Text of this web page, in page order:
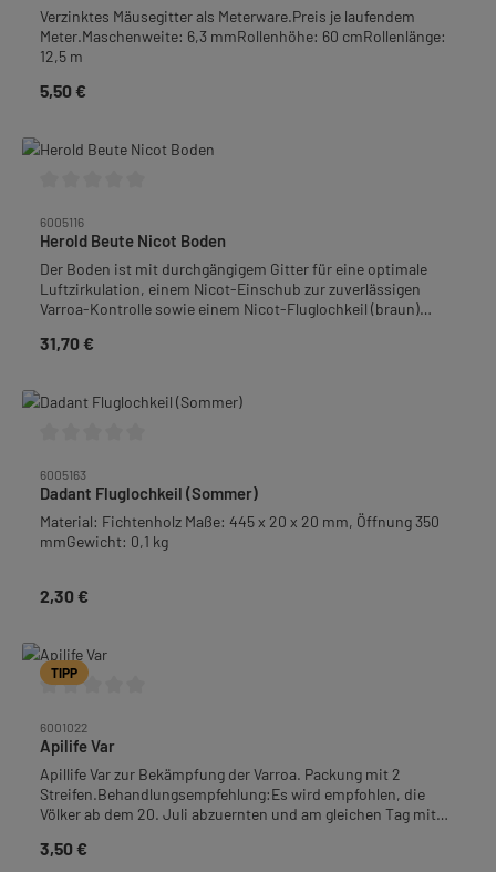
Verzinktes Mäusegitter als Meterware.Preis je laufendem
Meter.Maschenweite: 6,3 mmRollenhöhe: 60 cmRollenlänge:
12,5 m
Regulärer Preis:
5,50 €
6005116
Herold Beute Nicot Boden
Der Boden ist mit durchgängigem Gitter für eine optimale
Luftzirkulation, einem Nicot-Einschub zur zuverlässigen
Varroa-Kontrolle sowie einem Nicot-Fluglochkeil (braun)
gewährleistet die Kompatibilität mit unseren Herold-Zargen.
Regulärer Preis:
31,70 €
6005163
Dadant Fluglochkeil (Sommer)
Material: Fichtenholz Maße: 445 x 20 x 20 mm, Öffnung 350
mmGewicht: 0,1 kg
Regulärer Preis:
2,30 €
TIPP
6001022
Apilife Var
Apillife Var zur Bekämpfung der Varroa. Packung mit 2
Streifen.Behandlungsempfehlung:Es wird empfohlen, die
Völker ab dem 20. Juli abzuernten und am gleichen Tag mit
Life-Var müssen die Völker mind. zu 2/3 mit der benötigten
Regulärer Preis:
3,50 €